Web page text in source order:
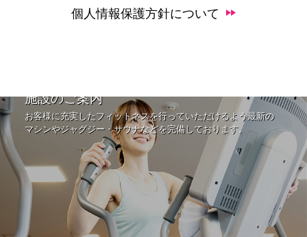
個人情報保護方針について
施設のご案内
お客様に充実したフィットネスを行っていただけるよう最新の
マシンやジャグジー・サウナなどを完備しております。